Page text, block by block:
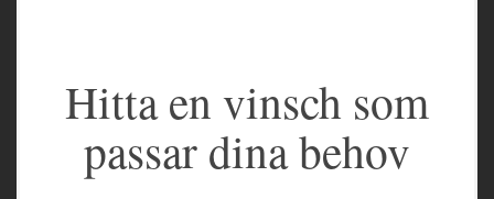
Hitta en vinsch som
passar dina behov